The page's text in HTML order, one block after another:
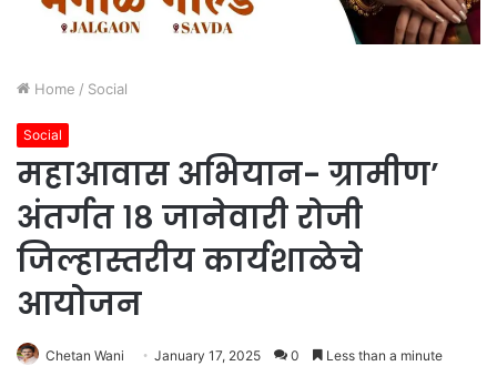
Home / Social
Social
महाआवास अभियान- ग्रामीण’
अंतर्गत १८ जानेवारी रोजी
जिल्हास्तरीय कार्यशाळेचे
आयोजन
Chetan Wani January 17, 2025 0 Less than a minute